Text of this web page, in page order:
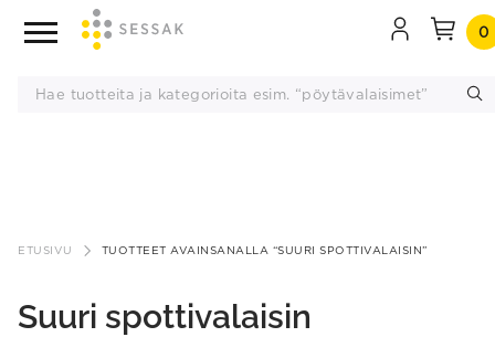
sisältöön
0
ETUSIVU TUOTTEET AVAINSANALLA “SUURI SPOTTIVALAISIN”
Suuri spottivalaisin